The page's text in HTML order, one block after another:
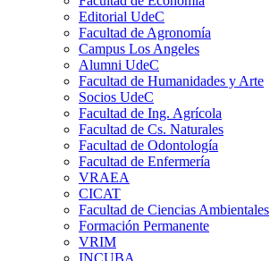
Editorial UdeC
Facultad de Agronomía
Campus Los Angeles
Alumni UdeC
Facultad de Humanidades y Arte
Socios UdeC
Facultad de Ing. Agrícola
Facultad de Cs. Naturales
Facultad de Odontología
Facultad de Enfermería
VRAEA
CICAT
Facultad de Ciencias Ambientales
Formación Permanente
VRIM
INCUBA